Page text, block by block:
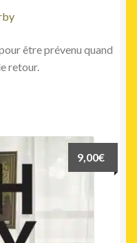
être prévenu quand
retour.
9,00€